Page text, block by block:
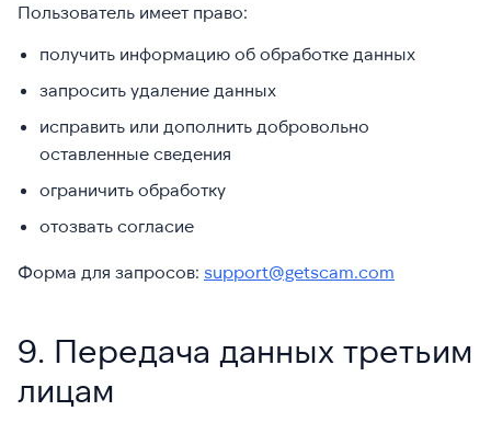
Пользователь имеет право:
получить информацию об обработке данных
запросить удаление данных
исправить или дополнить добровольно
оставленные сведения
ограничить обработку
отозвать согласие
Форма для запросов: support@getscam.com
9. Передача данных третьим
лицам